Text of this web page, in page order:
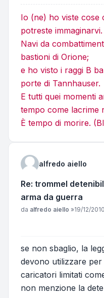
Io (ne) ho viste cose
potreste immaginarvi.
Navi da
bastioni di Orione;
e ho visto i raggi B
porte di Tannhauser.
E tutti quei momenti
tempo come lacrime
È tempo di morire.
alfredo aiello
Re: trommel
arma da guerra
Messaggio
da alfredo aiello »19/12/
se non sbaglio, la
devono utilizzare
caricatori limitati
non menzione la